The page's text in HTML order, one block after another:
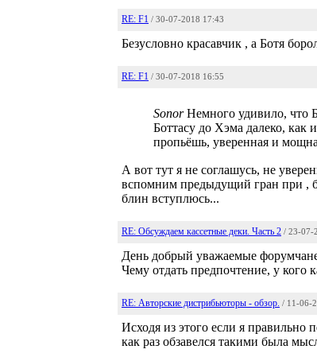
RE: F1 / 30-07-2018 17:43
Безусловно красавчик , а Ботя
RE: F1 / 30-07-2018 16:55
SonorНемного удивило, что
Боттасу до Хэма далеко, как
пропьёшь, уверенная и
А вот тут я не соглашусь, не
вспомним предыдущий гран при ,
блин вступлюсь...
RE: Обсуждаем кассетные деки. Часть 2 / 23-07-
День добрый уважаемые
Чему отдать предпочтение, у
RE: Авторские дистрибьюторы - обзор. / 11-06-
Исходя из этого если я правильно
как раз обзавелся такими была